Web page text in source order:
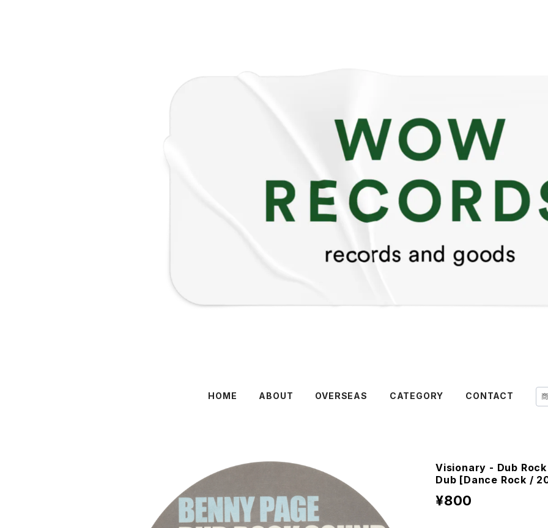
HOME ABOUT OVERSEAS CATEGORY CONTACT
Visionary - Dub
Dub [Dance Rock /
¥800